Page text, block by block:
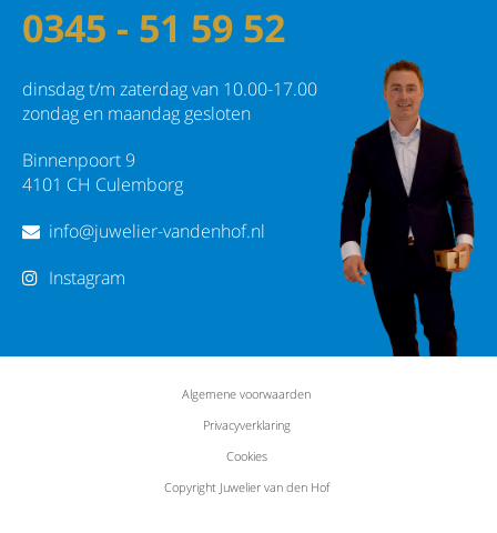
0345 - 51 59 52
dinsdag t/m zaterdag van 10.00-17.00
zondag en maandag gesloten
Binnenpoort 9
4101 CH Culemborg
info@juwelier-vandenhof.nl
Instagram
Algemene voorwaarden
Privacyverklaring
Cookies
Copyright Juwelier van den Hof